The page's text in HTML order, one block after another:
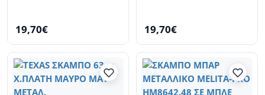
19,70€ 19,70€